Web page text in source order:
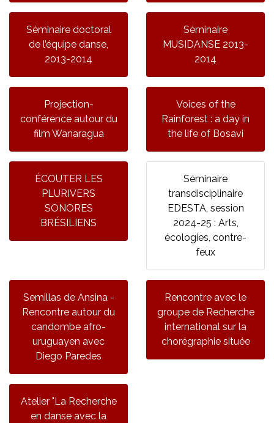
Séminaire doctoral
de l’équipe danse,
2013-2014
Séminaire
MUSIDANSE 2013-
2014
Projection-
conférence autour du
film Wanaragua
Voices of the
Rainforest : a day in
the life of Bosavi
ÉCOUTER LES
PLURIVERS
SONORES
BRÉSILIENS
Séminaire
transdisciplinaire
EDESTA, session
2024-25 : Arts,
écologies, contre-
feux
Semillas de Ansina -
Rencontre autour du
candombe afro-
uruguayen avec
Diego Paredes
Rencontre avec le
groupe de Recherche
international sur la
chorégraphie située
Atelier "La Recherche
en danse avec la